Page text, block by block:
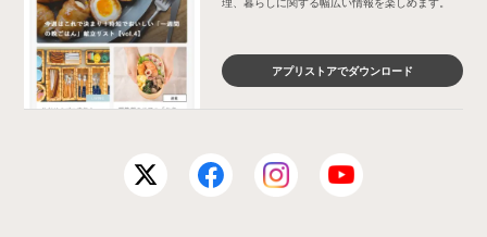
アプリストアでダウンロード